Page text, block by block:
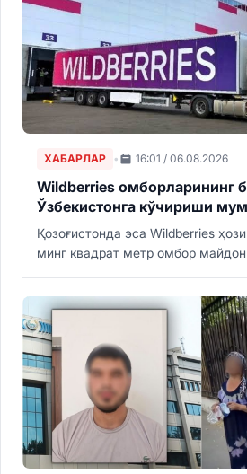
ХАБАРЛАР • 16:01 / 06.08.2026
Wildberries омборларининг
Ўзбекистонга кўчириши
Қозоғистонда эса Wildberries
минг квадрат метр омбор